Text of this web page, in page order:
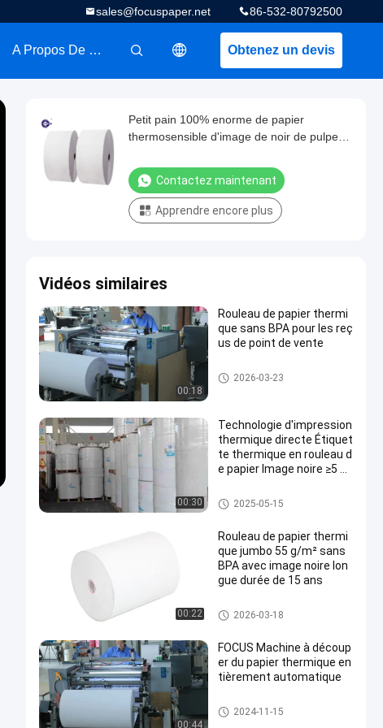
86-532-80792500
sales@focuspaper.net
Obtenez un devis
A Propos De Nous
Petit pain 100% enorme de papier
thermosensible d'image de noir de pulpe
Contactez maintenant
Apprendre encore plus
Vidéos similaires
00:18
Rouleau de papier thermi
que sans BPA pour les reç
us de point de vente
Petit pain enorme de papier the
rmosensible
2026-03-23
00:30
Technologie d'impression
thermique directe Étiquet
te thermique en rouleau d
e papier Image noire ≥5 an
rvices d'impression d'étiq
uettes faciles
Petit pain thermique de papier
pour étiquettes
2025-05-15
00:22
Rouleau de papier thermi
que jumbo 55 g/m² sans
BPA avec image noire lon
gue durée de 15 ans
Petit pain enorme de papier the
rmosensible
2026-03-18
00:44
FOCUS Machine à découp
er du papier thermique en
tièrement automatique
Machine de fente de papier the
rmosensible
2024-11-15